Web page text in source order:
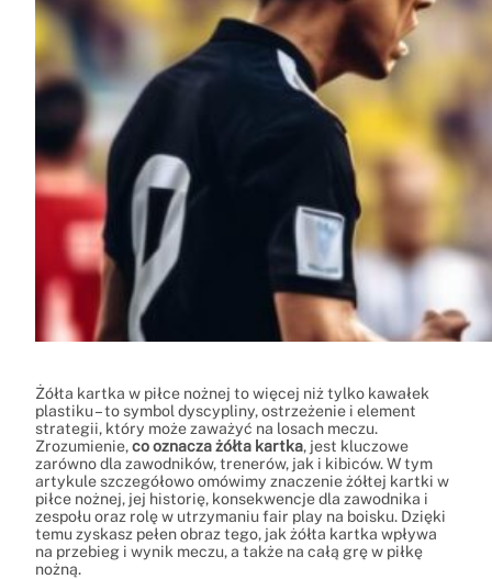
Żółta kartka w piłce nożnej to więcej niż tylko kawałek
plastiku – to symbol dyscypliny, ostrzeżenie i element
strategii, który może zaważyć na losach meczu.
Zrozumienie,co oznacza żółta kartka, jest kluczowe
zarówno dla zawodników, trenerów, jak i kibiców. W tym
artykule szczegółowo omówimy znaczenie żółtej kartki w
piłce nożnej, jej historię, konsekwencje dla zawodnika i
zespołu oraz rolę w utrzymaniu fair play na boisku. Dzięki
temu zyskasz pełen obraz tego, jak żółta kartka wpływa
na przebieg i wynik meczu, a także na całą grę w piłkę
nożną.